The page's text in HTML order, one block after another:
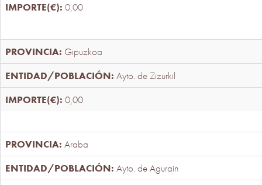
0,00
Gipuzkoa
Ayto. de Zizurkil
0,00
Araba
Ayto. de Agurain